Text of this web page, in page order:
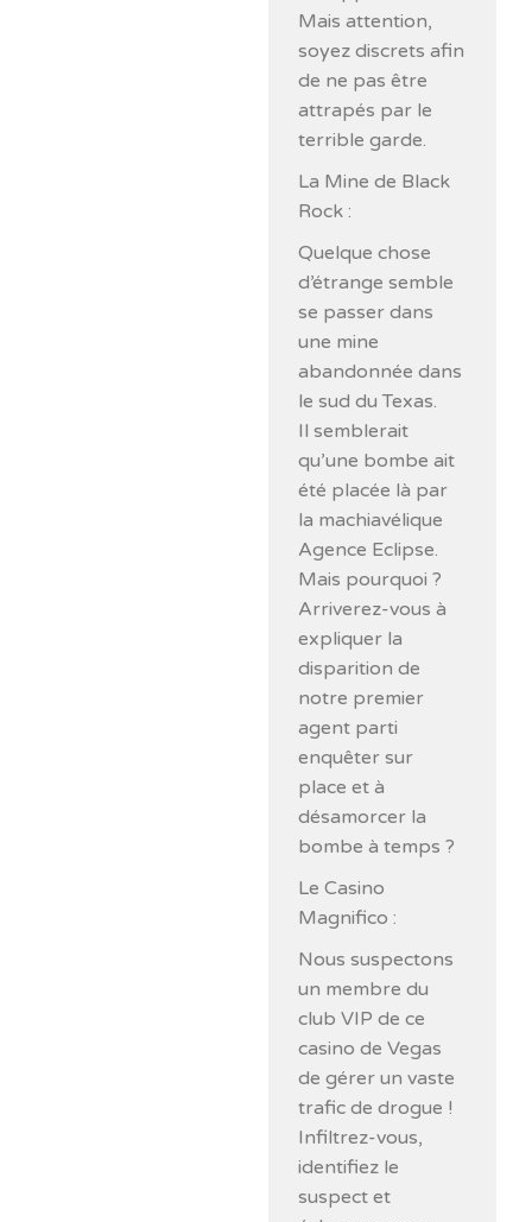
Mais attention,
soyez discrets afin
de ne pas être
attrapés par le
terrible garde.
La Mine de Black
Rock :
Quelque chose
d’étrange semble
se passer dans
une mine
abandonnée dans
le sud du Texas.
Il semblerait
qu’une bombe ait
été placée là par
la machiavélique
Agence Eclipse.
Mais pourquoi ?
Arriverez-vous à
expliquer la
disparition de
notre premier
agent parti
enquêter sur
place et à
désamorcer la
bombe à temps ?
Le Casino
Magnifico :
Nous suspectons
un membre du
club VIP de ce
casino de Vegas
de gérer un vaste
trafic de drogue !
Infiltrez-vous,
identifiez le
suspect et